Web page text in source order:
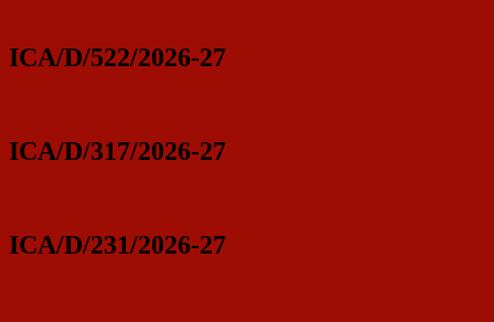
ICA/D/522/2026-27
ICA/D/317/2026-27
ICA/D/231/2026-27